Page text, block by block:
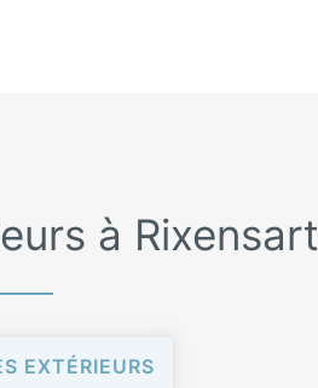
à Rixensart
EXTÉRIEURS